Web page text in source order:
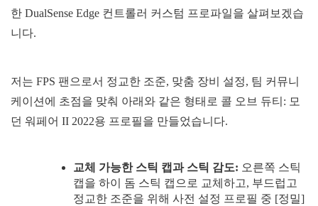
한 DualSense Edge 컨트롤러 커스텀 프로파일을 살펴보겠습
니다.
저는 FPS 팬으로서 정교한 조준, 맞춤 장비 설정, 팀 커뮤니
케이션에 초점을 맞춰 아래와 같은 형태로 콜 오브 듀티: 모
던 워페어 II 2022용 프로필을 만들었습니다.
교체 가능한 스틱 캡과 스틱 감도: 오른쪽 스틱
캡을 하이 돔 스틱 캡으로 교체하고, 부드럽고
정교한 조준을 위해 사전 설정 프로필 중 [정밀]